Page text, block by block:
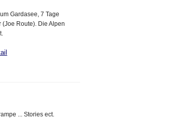
Gardasee, 7 Tage
Route). Die Alpen
... Stories ect.